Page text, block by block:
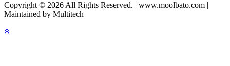
Copyright © 2026 All Rights Reserved. | www.moolbato.com |
Maintained by Multitech